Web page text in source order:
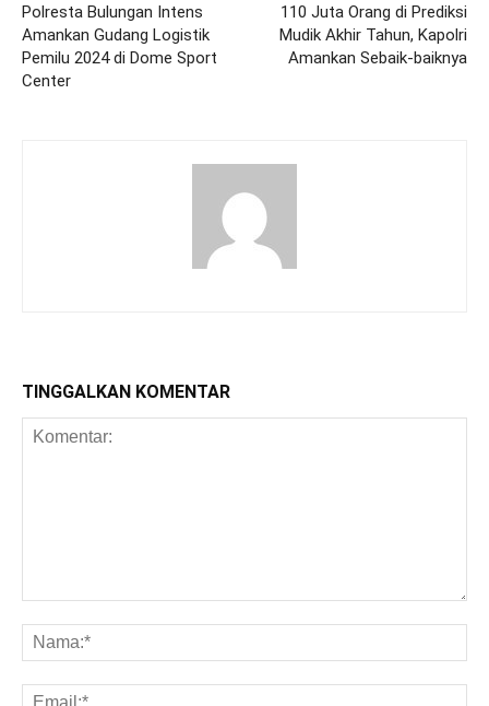
Polresta Bulungan Intens
Amankan Gudang Logistik
Pemilu 2024 di Dome Sport
Center
110 Juta Orang di Prediksi
Mudik Akhir Tahun, Kapolri
Amankan Sebaik-baiknya
TINGGALKAN KOMENTAR